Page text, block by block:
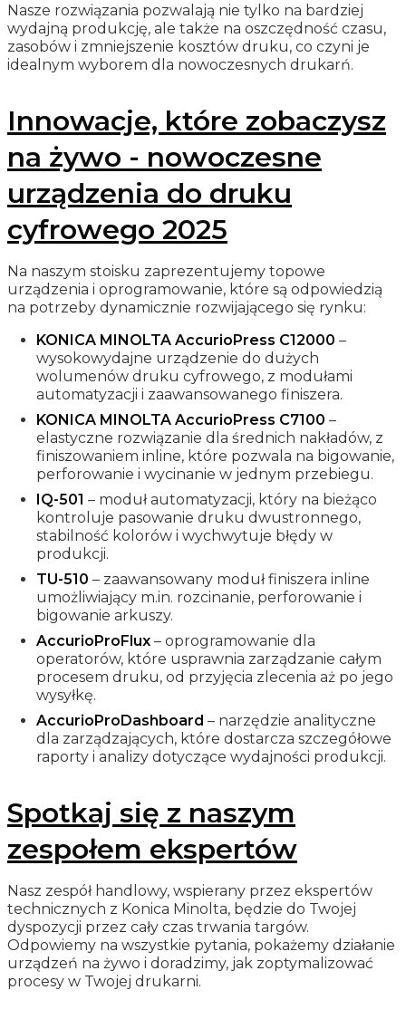
Nasze rozwiązania pozwalają nie tylko na bardziej
wydajną produkcję, ale także na oszczędność czasu,
zasobów i zmniejszenie kosztów druku, co czyni je
idealnym wyborem dla nowoczesnych drukarń.
Innowacje, które zobaczysz
na żywo - nowoczesne
urządzenia do druku
cyfrowego 2025
Na naszym stoisku zaprezentujemy topowe
urządzenia i oprogramowanie, które są odpowiedzią
na potrzeby dynamicznie rozwijającego się rynku:
KONICA MINOLTA AccurioPress C12000 –
wysokowydajne urządzenie do dużych
wolumenów druku cyfrowego, z modułami
automatyzacji i zaawansowanego finiszera.
KONICA MINOLTA AccurioPress C7100 –
elastyczne rozwiązanie dla średnich nakładów, z
finiszowaniem inline, które pozwala na bigowanie,
perforowanie i wycinanie w jednym przebiegu.
IQ-501 – moduł automatyzacji, który na bieżąco
kontroluje pasowanie druku dwustronnego,
stabilność kolorów i wychwytuje błędy w
produkcji.
TU-510 – zaawansowany moduł finiszera inline
umożliwiający m.in. rozcinanie, perforowanie i
bigowanie arkuszy.
AccurioProFlux – oprogramowanie dla
operatorów, które usprawnia zarządzanie całym
procesem druku, od przyjęcia zlecenia aż po jego
wysyłkę.
AccurioProDashboard – narzędzie analityczne
dla zarządzających, które dostarcza szczegółowe
raporty i analizy dotyczące wydajności produkcji.
Spotkaj się z naszym
zespołem ekspertów
Nasz zespół handlowy, wspierany przez ekspertów
technicznych z Konica Minolta, będzie do Twojej
dyspozycji przez cały czas trwania targów.
Odpowiemy na wszystkie pytania, pokażemy działanie
urządzeń na żywo i doradzimy, jak zoptymalizować
procesy w Twojej drukarni.